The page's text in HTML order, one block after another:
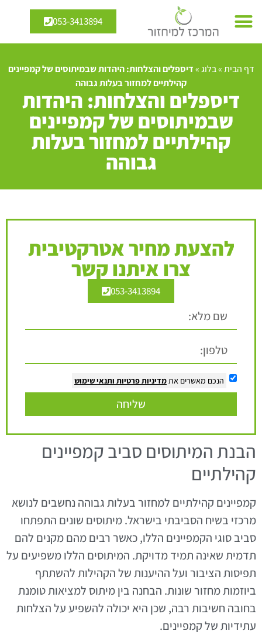
053-3413894
דף הבית»בלוג»דיספלים והצלחות: היהדות שבמיתוסים של קמפיינים
קהילתיים למחזור בעלות גבוהה
דיספלים והצלחות: היהדות
שבמיתוסים של קמפיינים
קהילתיים למחזור בעלות
גבוהה
להצעת מחיר אטרקטיבית
צרו איתנו קשר
053-3413894
הנכם מאשרים את מדיניות פרטיות ותנאי שימוש
שליחה
הבנת המיתוסים סביב קמפיינים
קהילתיים
קמפיינים קהילתיים למחזור בעלות גבוהה נחשבים לנושא
מרכזי בשיח הסביבתי בישראל. מיתוסים שונים התפתחו
סביב סוגי הקמפיינים הללו, כאשר רבים מהם מקנים להם
תדמית שאינה תמיד מדויקת. המיתוסים הללו משפיעים על
תפיסות הציבור ועל ההיענות של הקהילות להשתתף
ביוזמות מחזור שונות. הבחנה בין מיתוס למציאות טומנת
בחובה חשיבות רבה, שכן היא יכולה להשפיע על הצלחות
עתידיות של קמפיינים.